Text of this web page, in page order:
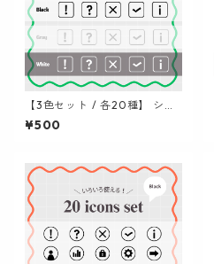
【3色セット / 各20種】 シン
プルアイコン集 (四角枠) | パ
ワポ / Canva / 資料作成
¥500